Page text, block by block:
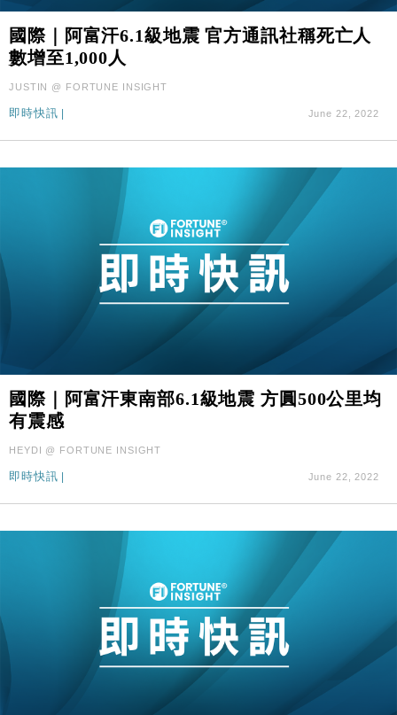
國際｜阿富汗6.1級地震 官方通訊社稱死亡人
數增至1,000人
JUSTIN @ FORTUNE INSIGHT
即時快訊 | June 22, 2022
國際｜阿富汗東南部6.1級地震 方圓500公里均
有震感
HEYDI @ FORTUNE INSIGHT
即時快訊 | June 22, 2022